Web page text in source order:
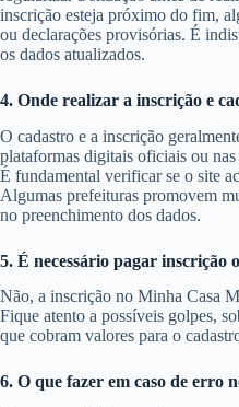
inscrição esteja próximo do fim,
ou declarações provisórias. É
os dados atualizados.
4. Onde realizar a inscrição e
O cadastro e a inscrição
plataformas digitais oficiais ou
É fundamental verificar se o site
Algumas prefeituras promovem
no preenchimento dos dados.
5. É necessário pagar inscrição
Não, a inscrição no Minha Casa
Fique atento a possíveis golpes,
que cobram valores para o
6. O que fazer em caso de erro